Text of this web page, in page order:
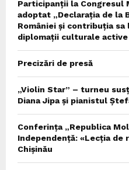
Participanții la Congresul
adoptat „Declarația de la
României și contribuția
diplomații culturale active
Precizări de presă
„Violin Star” – turneu
Diana Jipa și pianistul
Conferința „Republica
Independență: «Lecția de
Chișinău